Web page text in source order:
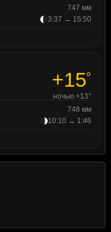
747 мм
3:37 → 15:50
+15°
ночью +13°
748 мм
10:10 → 1:46